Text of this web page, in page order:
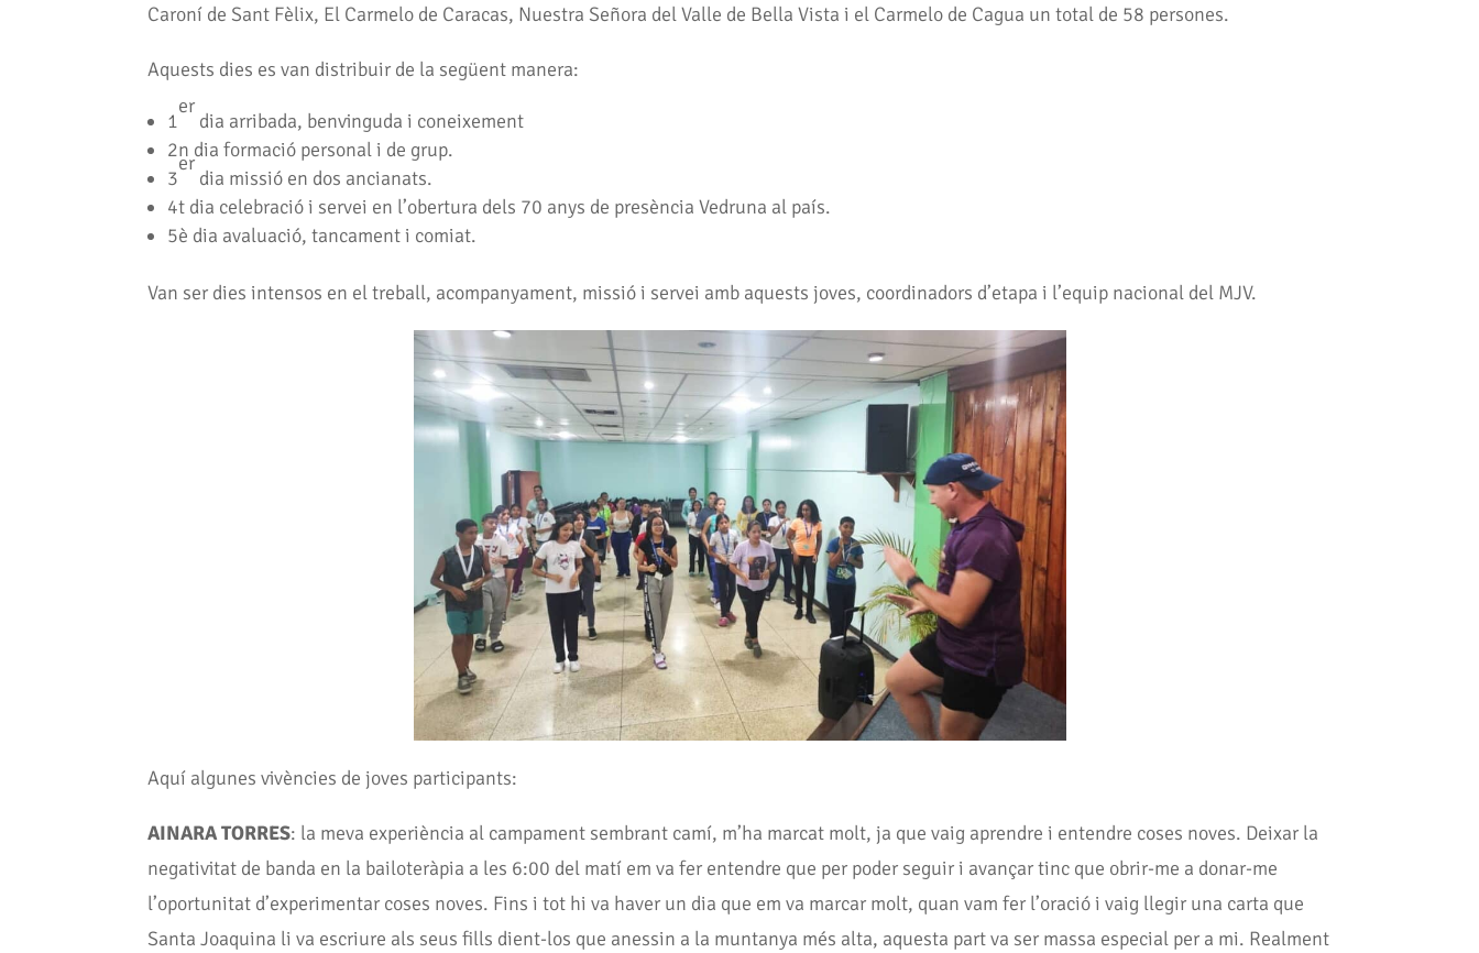
Caroní de Sant Fèlix, El Carmelo de Caracas, Nuestra Señora del Valle de Bella Vista i el Carmelo de Cagua un total de 58 persones.
Aquests dies es van distribuir de la següent manera:
1
er
dia arribada, benvinguda i coneixement
2n dia formació personal i de grup.
3
er
dia missió en dos ancianats.
4t dia celebració i servei en l’obertura dels 70 anys de presència Vedruna al país.
5è dia avaluació, tancament i comiat.
Van ser dies intensos en el treball, acompanyament, missió i servei amb aquests joves, coordinadors d’etapa i l’equip nacional del MJV.
Aquí algunes vivències de joves participants:
AINARA TORRES: la meva experiència al campament sembrant camí, m’ha marcat molt, ja que vaig aprendre i entendre coses noves. Deixar la
negativitat de banda en la bailoteràpia a les 6:00 del matí em va fer entendre que per poder seguir i avançar tinc que obrir-me a donar-me
l’oportunitat d’experimentar coses noves. Fins i tot hi va haver un dia que em va marcar molt, quan vam fer l’oració i vaig llegir una carta que
Santa Joaquina li va escriure als seus fills dient-los que anessin a la muntanya més alta, aquesta part va ser massa especial per a mi. Realment